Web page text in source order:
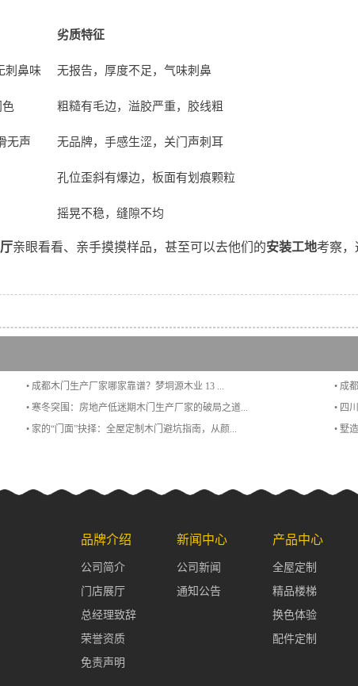
劣质特征
刺鼻味 无报告，厚度不足，气味刺鼻
粗糙有毛边，溢胶严重，胶线粗
无声 无品牌，手感生涩，关门声刺耳
孔位歪斜有爆边，板面有划痕颗粒
摇晃不稳，缝隙不均
亲眼看看、亲手摸摸样品，甚至可以去他们的安装工地考察，
• 成都木门生产厂家哪家靠谱？梦垌源木业 13 ...
• 成
• 寒冬突围：房地产低迷期木门生产厂家的破局之道...
• 四
• 家的“门面”抉择：全屋定制木门避坑指南，从颜...
• 墅
品牌介绍
公司简介
门店展厅
总经理致辞
荣誉资质
免责声明
新闻中心
公司新闻
通知公告
产品中心
全屋定制
精品楼梯
换色体验
配件定制